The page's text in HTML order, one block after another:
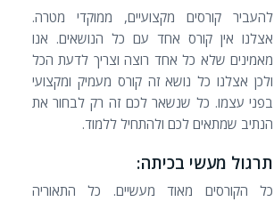
להעביר קורסים מקצועיים, ממוקדי מטרה.
אצלנו אין קורס אחד עם כל הנושאים. אנו
מאמינים שלא כל אחד רוצה וצריך לדעת הכל
ולכן אצלנו כל נושא זה קורס מעמיק ומקצועי
בפני עצמו. כל שנשאר לכם זה רק לבחור את
הנתיב שמתאים לכם ולהתחיל ללמוד.
תרגול מעשי בכיתה:
כל הקורסים מאוד מעשיים. כל התאוריה